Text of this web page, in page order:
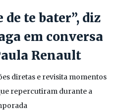
te bater”, diz
em conversa
Renault
diretas e revisita momentos
repercutiram durante a